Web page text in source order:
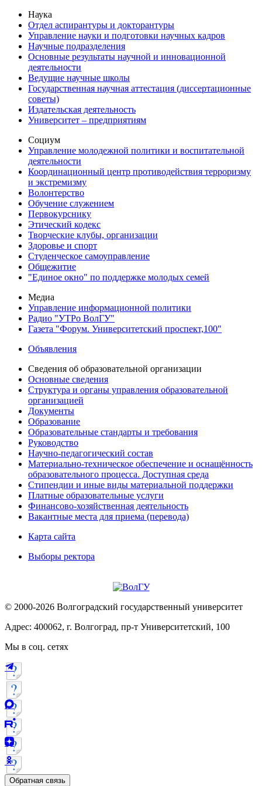
Наука
Отдел аспирантуры и докторантуры
Управление науки и подготовки научных кадров
Научные подразделения
Основные результаты научной и инновационной
деятельности
Ведущие научные школы
Государственная научная аттестация (диссертационные
советы)
Издательская деятельность
Университет – предприятиям
Социум
Управление молодежной политики и воспитательной
деятельности
Координационный центр противодействия терроризму
и экстремизму
Волонтерство
Обучение служением
Первокурснику
Этический кодекс
Творческие клубы, организации
Здоровье и спорт
Студенческое самоуправление
Общежитие
"Единое окно" по поддержке молодых семей
Медиа
Управление информационной политики
Радио "УТРо ВолГУ"
Газета "Форум. Университетский проспект,100"
Объявления
Сведения об образовательной организации
Основные сведения
Структура и органы управления образовательной
организацией
Документы
Образование
Образовательные стандарты и требования
Руководство
Научно-педагогический состав
Материально-техническое обеспечение и оснащённость
образовательного процесса. Доступная среда
Стипендии и иные виды материальной поддержки
Платные образовательные услуги
Финансово-хозяйственная деятельность
Вакантные места для приема (перевода)
Карта сайта
Выборы ректора
© 2000-2026 Волгоградский государственный университет
Адрес: 400062, г. Волгоград, пр-т Университетский, 100
Мы в соц. сетях
Обратная связь